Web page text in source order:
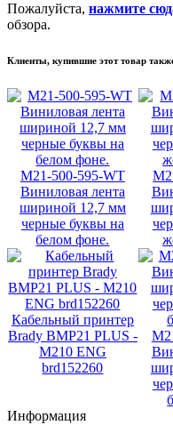
Пожалуйста, нажмите
обзора.
Клиенты, купившие этот товар
M21-500-595-WT
Виниловая лента
шириной 12,7 мм
черные буквы на
белом фоне.
Кабельный принтер
Brady BMP21 PLUS -
M210 ENG
brd152260
Информация